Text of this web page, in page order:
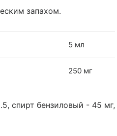
запахом.
5 мл
250 мг
спирт бензиловый - 45 мг,